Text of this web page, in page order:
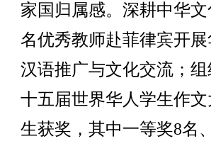
家国归属感。深耕中华
名优秀教师赴菲律宾开
汉语推广与文化交流；
十五届世界华人学生作
生获奖，其中一等奖8名